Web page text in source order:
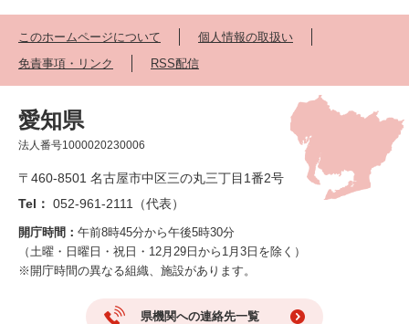
このホームページについて
個人情報の取扱い
免責事項・リンク
RSS配信
愛知県
法人番号1000020230006
〒460-8501 名古屋市中区三の丸三丁目1番2号
Tel： 052-961-2111（代表）
開庁時間： 午前8時45分から午後5時30分
（土曜・日曜日・祝日・12月29日から1月3日を除く）
※開庁時間の異なる組織、施設があります。
県機関への連絡先一覧